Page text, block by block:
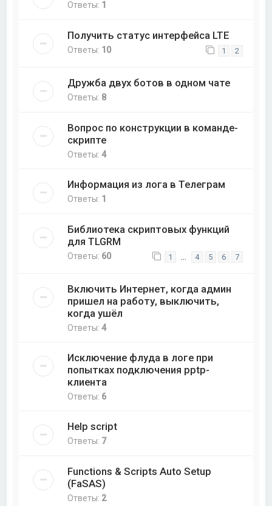
Ответы: 1
Получить статус интерфейса LTE
Ответы: 10 1 2
Дружба двух ботов в одном чате
Ответы: 8
Вопрос по конструкции в команде-
скрипте
Ответы:4
Информация из лога в Телеграм
Ответы: 1
Библиотека скриптовых функций
для TLGRM
Ответы: 60 1 4 5 6 7
Включить Интернет, когда админ
пришел на работу, выключить,
когда ушёл
Ответы:4
Исключение флуда в логе при
попытках подключения pptp-
клиента
Ответы: 6
Help script
Ответы: 7
Functions & Scripts Auto Setup
(FaSAS)
Ответы: 2